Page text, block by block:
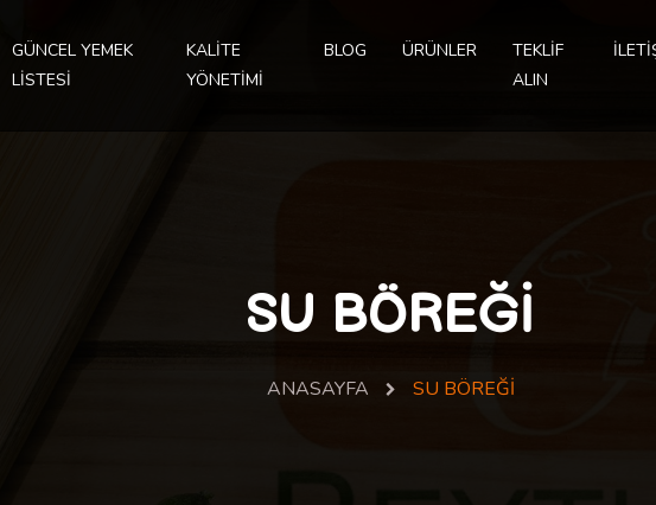
GÜNCEL YEMEK
LİSTESİ
KALİTE
YÖNETİMİ
BLOG ÜRÜNLER
TEKLİF
ALIN
SU BÖREĞİ
ANASAYFA SU BÖREĞİ